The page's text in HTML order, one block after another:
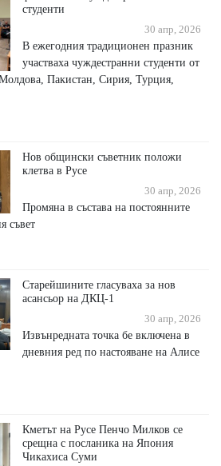
студенти
30 апр, 2026
В ежегодния традиционен празник
участваха чуждестранни студенти от
Пакистан, Сирия, Турция,
Нов общински съветник положи
клетва в Русе
30 апр, 2026
Промяна в състава на постоянните
съвет
Старейшините гласуваха за нов
асансьор на ДКЦ-1
30 апр, 2026
Извънредната точка бе включена в
дневния ред по настояване на Алисе
Кметът на Русе Пенчо Милков се
срещна с посланика на Япония
Чикахиса Суми